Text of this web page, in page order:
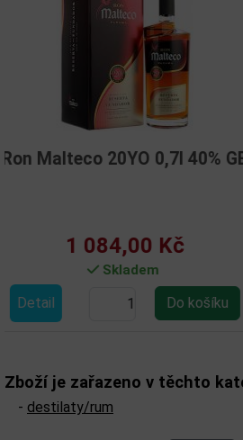
GB
Zboží je zařazeno v těchto
- destilaty/rum